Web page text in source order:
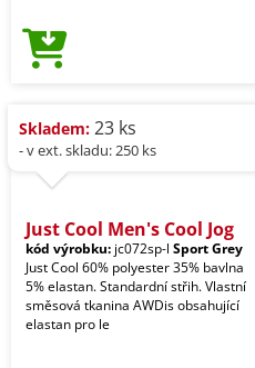
Skladem: 23 ks
- v ext. skladu: 250 ks
Just Cool Men's Cool Jog
kód výrobku: jc072sp-l Sport Grey
Just Cool 60% polyester 35% bavlna
5% elastan. Standardní střih. Vlastní
směsová tkanina AWDis obsahující
elastan pro le